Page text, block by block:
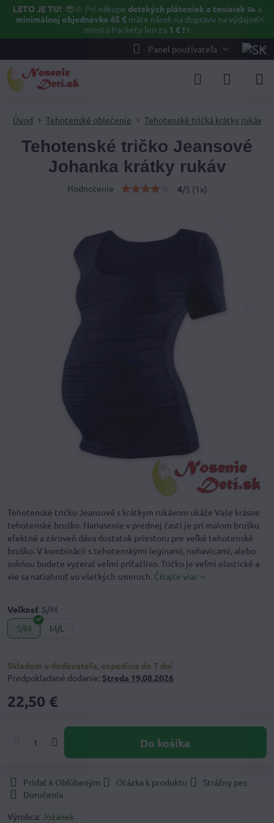
✕
LETO JE TU! 😎🌞 Pri nákupe detských pláteniek a tenisiek 👟 a
minimálnej objednávke 45 €máte nárok na dopravu na výdajné
miesta Packety len za 1 € ❗⚡️
Panel používateľa
Úvod Tehotenské oblečenie Tehotenské tričká krátky rukáv
Tehotenské tričko Jeansové
Johanka krátky rukáv
Hodnotenie 4/5 (1 x)
Tehotenské tričko Jeansové s krátkym rukávom ukáže Vaše krásne
tehotenské bruško. Nariasenie v prednej časti je pri malom brušku
efektné a zároveň dáva dostatok priestoru pre veľké tehotenské
bruško. V kombinácii s tehotenskými legínami, nohavicami, alebo
sukňou budete vyzerať veľmi príťažlivo. Tričko je veľmi elastické a
vie sa natiahnuť vo všetkých smeroch. Čítajte viac
Veľkosť
S/M
M/L
Skladom u dodávateľa, expedícia do 7 dní
Predpokladané dodanie: Streda 19.08.2026
22,50 €
Do košíka
Pridať k Obľúbeným Otázka k produktu
Strážny pes
Doručenia
Výrobca: Jožánek